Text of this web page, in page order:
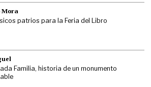
Mora
patrios para la Feria del Libro
Familia, historia de un monumento